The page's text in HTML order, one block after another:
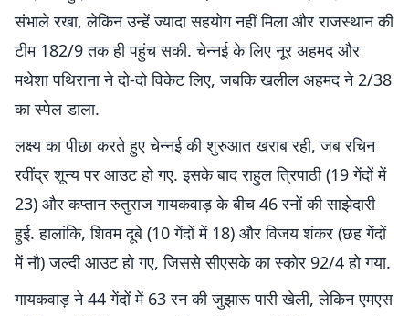
संभाले रखा, लेकिन उन्हें ज्यादा सहयोग नहीं मिला और राजस्थान की
टीम 182/9 तक ही पहुंच सकी. चेन्नई के लिए नूर अहमद और
मथेशा पथिराना ने दो-दो विकेट लिए, जबकि खलील अहमद ने 2/38
का स्पेल डाला.
लक्ष्य का पीछा करते हुए चेन्नई की शुरुआत खराब रही, जब रचिन
रवींद्र शून्य पर आउट हो गए. इसके बाद राहुल त्रिपाठी (19 गेंदों में
23) और कप्तान रुतुराज गायकवाड़ के बीच 46 रनों की साझेदारी
हुई. हालांकि, शिवम दूबे (10 गेंदों में 18) और विजय शंकर (छह गेंदों
में नौ) जल्दी आउट हो गए, जिससे सीएसके का स्कोर 92/4 हो गया.
गायकवाड़ ने 44 गेंदों में 63 रन की जुझारू पारी खेली, लेकिन एमएस